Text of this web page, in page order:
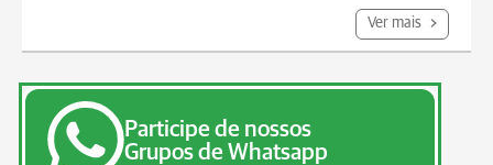
Ver mais
Participe de nossos
Grupos de Whatsapp